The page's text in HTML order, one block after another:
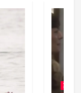
BEZ